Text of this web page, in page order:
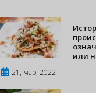
или
21, мар, 2022